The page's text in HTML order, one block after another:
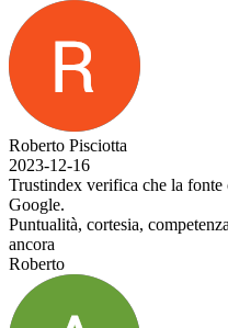
Roberto Pisciotta
2023-12-16
Trustindex verifica che la fonte
Google.
Puntualità, cortesia,
ancora
Roberto